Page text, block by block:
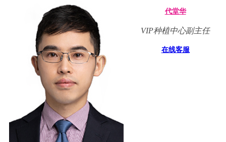
代堂华
VIP种植中心副主任
在线客服